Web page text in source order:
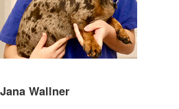
Jana Wallner